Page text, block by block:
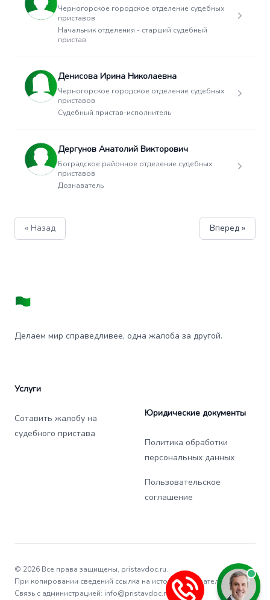
Черногорское городское отделение судебных
приставов
Начальник отделения - старший судебный
пристав
Денисова Ирина Николаевна
Черногорское городское отделение судебных
приставов
Судебный пристав-исполнитель
Дергунов Анатолий Викторович
Боградское районное отделение судебных
приставов
Дознаватель
« Назад Вперед »
Делаем мир справедливее, одна жалоба за другой.
Услуги
Сотавить жалобу на
судебного пристава
Юридические документы
Политика обработки
персональных данных
Пользовательское
соглашение
© 2026 Все права защищены, pristavdoc.ru.
При копировании сведений ссылка на источник обязательна.
Связь с администрацией: info@pristavdoc.ru.